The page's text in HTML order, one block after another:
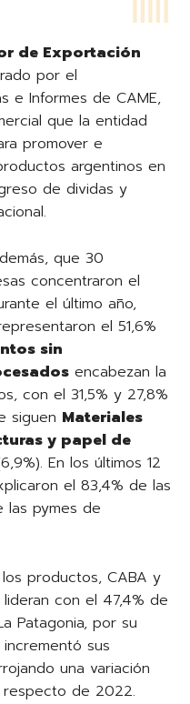
de Exportación
por el
e Informes de CAME,
que la entidad
promover e
argentinos en
de dividas y
que 30
concentraron el
el último año,
el 51,6%
sin
encabezan la
con el 31,5% y 27,8%
siguen Materiales
y papel de
En los últimos 12
el 83,4% de las
las pymes de
productos, CABA y
con el 47,4% de
Patagonia, por su
sus
una variación
respecto de 2022.